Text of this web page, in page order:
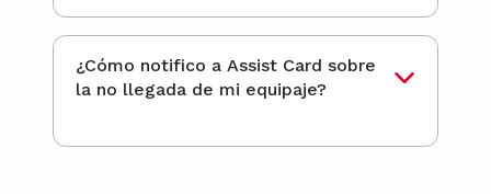
¿Cómo notifico a Assist Card sobre
la no llegada de mi equipaje?